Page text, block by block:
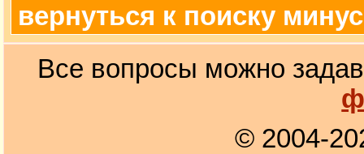
вернуться к поиску
Все вопросы можно
© 2004-